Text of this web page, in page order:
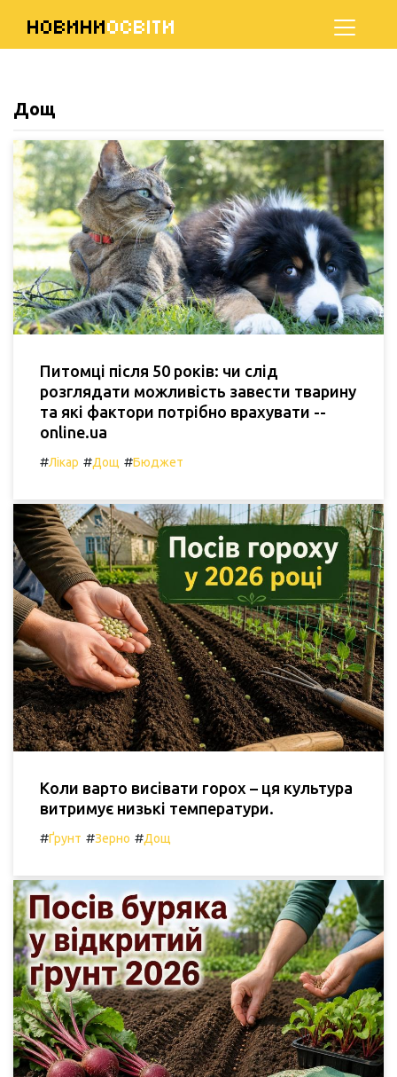
НОВИНИОСВІТИ
Дощ
Питомці після 50 років: чи слід
розглядати можливість завести тварину
та які фактори потрібно врахувати --
online.ua
#Лікар #Дощ #Бюджет
Коли варто висівати горох – ця культура
витримує низькі температури.
#Ґрунт #Зерно #Дощ